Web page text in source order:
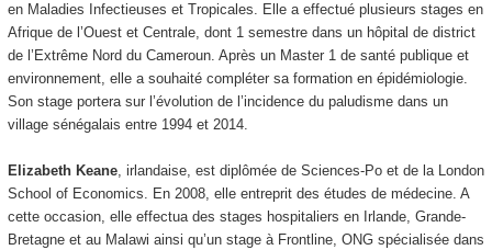
en Maladies Infectieuses et Tropicales. Elle a effectué plusieurs stages en
Afrique de l’Ouest et Centrale, dont 1 semestre dans un hôpital de district
de l’Extrême Nord du Cameroun. Après un Master 1 de santé publique et
environnement, elle a souhaité compléter sa formation en épidémiologie.
Son stage portera sur l’évolution de l’incidence du paludisme dans un
village sénégalais entre 1994 et 2014.
Elizabeth Keane, irlandaise, est diplômée de Sciences-Po et de la London
School of Economics. En 2008, elle entreprit des études de médecine. A
cette occasion, elle effectua des stages hospitaliers en Irlande, Grande-
Bretagne et au Malawi ainsi qu’un stage à Frontline, ONG spécialisée dans